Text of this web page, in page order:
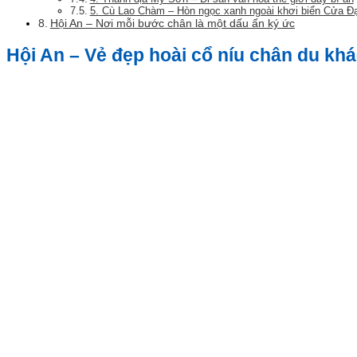
5. Cù Lao Chàm – Hòn ngọc xanh ngoài khơi biển Cửa
Hội An – Nơi mỗi bước chân là một dấu ấn ký ức
Hội An – Vẻ đẹp hoài cổ níu chân du